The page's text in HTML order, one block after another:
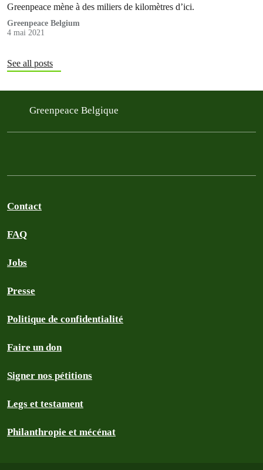
Greenpeace mène à des miliers de kilomètres d’ici.
Greenpeace Belgium
4 mai 2021
See all posts
Greenpeace Belgique
Contact
FAQ
Jobs
Presse
Politique de confidentialité
Faire un don
Signer nos pétitions
Legs et testament
Philanthropie et mécénat